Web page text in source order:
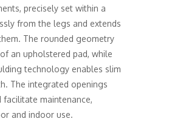
precisely set within a
from the legs and extends
The rounded geometry
an upholstered pad, while
technology enables slim
The integrated openings
maintenance,
and indoor use.